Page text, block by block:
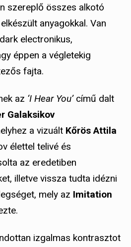
szereplő összes alkotó
anyagokkal. Van
electronikus,
éppen a végletekig
fajta.
az ‘I Hear You’című dalt
Galaksikov
a vizuált Kőrös Attila
élettel telivé és
az eredetiben
illetve vissza tudta idézni
mely az Imitation
izgalmas kontrasztot